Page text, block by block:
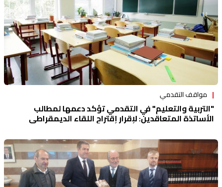
مواقف التقدمي
"التربية والتعليم" في التقدمي تؤكد دعمها لمطالب
الأساتذة المتعاقدين: لإقرار إقتراح اللقاء الديمقراطي
بمنحهم العقد الكامل